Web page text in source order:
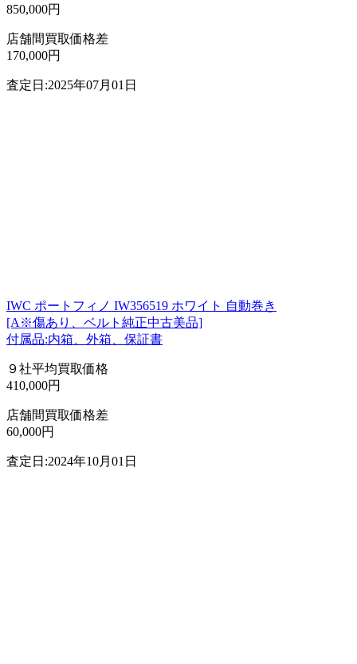
850,000円
店舗間買取価格差
170,000円
査定日:2025年07月01日
IWC ポートフィノ IW356519 ホワイト 自動巻き
[A※傷あり、ベルト純正中古美品]
付属品:内箱、外箱、保証書
９社平均買取価格
410,000円
店舗間買取価格差
60,000円
査定日:2024年10月01日